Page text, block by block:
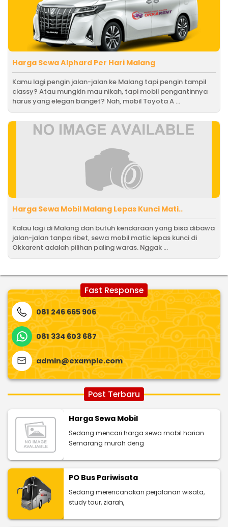
Harga Sewa Alphard Per Hari Malang
Kamu lagi pengin jalan-jalan ke Malang tapi pengin tampil
classy? Atau mungkin mau nikah, tapi mobil pengantinnya
harus yang elegan banget? Nah, mobil Toyota A ...
Harga Sewa Mobil Malang Lepas Kunci Mati..
Kalau lagi di Malang dan butuh kendaraan yang bisa dibawa
jalan-jalan tanpa ribet, sewa mobil matic lepas kunci di
Okkarent adalah pilihan paling waras. Nggak ...
Fast Response
081 246 665 906
081 334 603 687
admin@example.com
Post Terbaru
Harga Sewa Mobil
Sedang mencari harga sewa mobil harian
Semarang murah deng
PO Bus Pariwisata
Sedang merencanakan perjalanan wisata,
study tour, ziarah,